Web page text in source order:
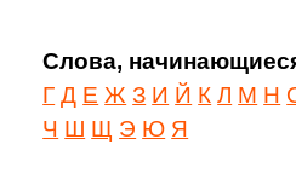
Слова,
Г Д Е Ж З И Й К Л М Н
Ч Ш Щ Э Ю Я